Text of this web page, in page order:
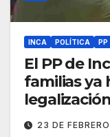
INCA POLÍTICA PP
El PP de
familias ya
23 DE